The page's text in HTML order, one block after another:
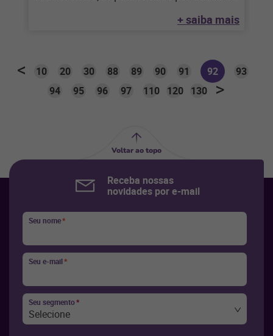
+ saiba mais
10 20 30 88 89 90 91 92
93
94
95 96 97 110 120 130
Voltar ao topo
Receba nossas
novidades por e-mail
Seu nome*
Seu e-mail*
Seu segmento*
Selecione